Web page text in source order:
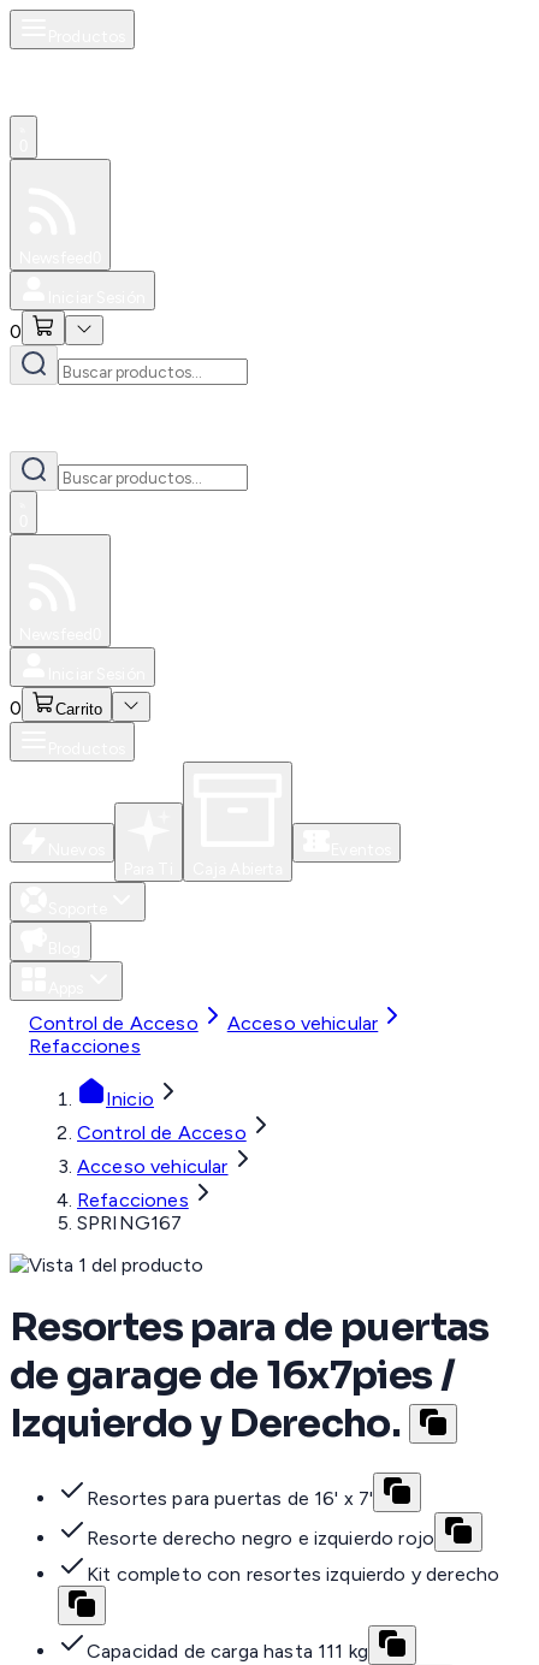
0
0 Carrito
Control de Acceso
Acceso vehicular
Refacciones
Inicio
Control de Acceso
Acceso vehicular
Refacciones
SPRING167
Resortes para de puertas
de garage de 16x7pies /
Izquierdo y Derecho.
Resortes para puertas de 16' x 7'
Resorte derecho negro e izquierdo rojo
Kit completo con resortes izquierdo y derecho
Capacidad de carga hasta 111 kg